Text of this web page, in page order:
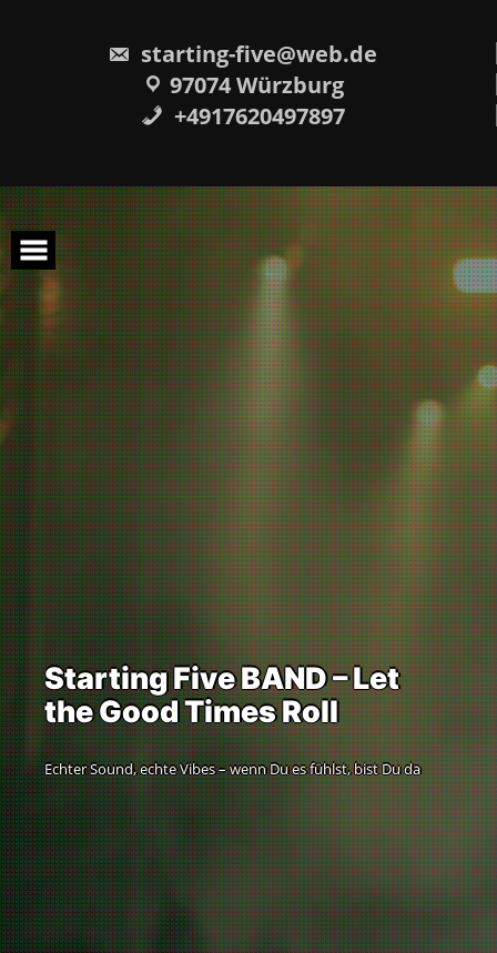
starting-five@web.de
97074 Würzburg
+4917620497897
Starting Five BAND – Let
the Good Times Roll
Echter Sound, echte Vibes – wenn Du es fühlst, bist Du da